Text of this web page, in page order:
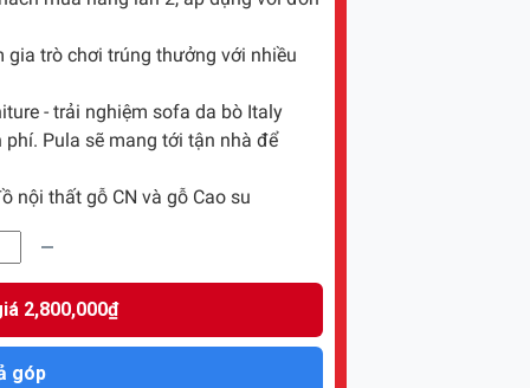
trò chơi trúng thưởng với nhiều
- trải nghiệm sofa da bò Italy
Pula sẽ mang tới tận nhà để
nội thất gỗ CN và gỗ Cao su
2,800,000₫
góp